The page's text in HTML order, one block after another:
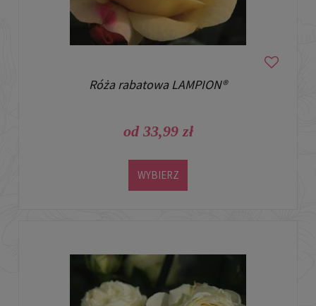
Róża rabatowa LAMPION®
od 33,99 zł
WYBIERZ